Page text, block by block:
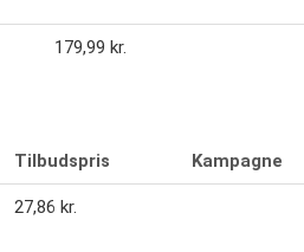
179,99 kr.
Tilbudspris Kampagne
27,86 kr.